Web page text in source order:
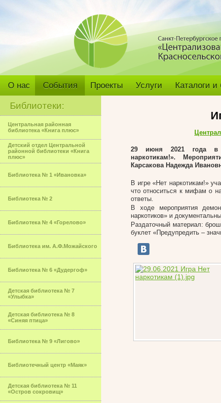
О нас События Проекты Услуги Каталоги
Библиотеки:
Центральная районная
библиотека «Книга плюс»
Детский отдел Центральной
районной библиотеки «Книга
плюс»
Библиотека № 1 «Ивановка»
Библиотека № 2
Библиотека № 4 «Горелово»
Библиотека им. А.Ф.Можайского
Библиотека № 6 «Дудергоф»
Детская библиотека № 7
«Улыбка»
Детская библиотека № 8
«Синяя птица»
Библиотека № 9 «Лигово»
Библиотечный центр «Маяк»
Детская библиотека № 11
«Остров сокровищ»
29 июня 2021 года в
наркотикам!».
Карсакова Надежда
В игре «Нет наркотикам!»
что относиться к мифам о
ответы.
В ходе мероприятия
наркотиков» и
Раздаточный материал:
буклет «Предупредить –